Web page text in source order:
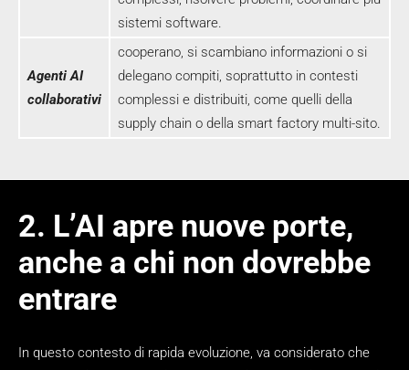
sistemi software.
Agenti AI
collaborativi
cooperano, si scambiano informazioni o si
delegano compiti, soprattutto in contesti
complessi e distribuiti, come quelli della
supply chain o della smart factory multi‑sito.
2. L’AI apre nuove porte,
anche a chi non dovrebbe
entrare
In questo contesto di rapida evoluzione, va considerato che